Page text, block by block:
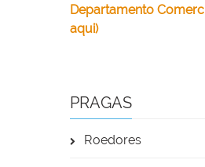
Departamento
aqui)
PRAGAS
Roedores